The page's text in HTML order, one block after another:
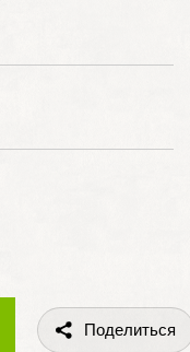
Поделиться